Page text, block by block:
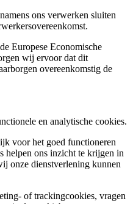
ons verwerken sluiten
Europese Economische
wij ervoor dat dit
overeenkomstig de
en analytische cookies.
voor het goed functioneren
helpen ons inzicht te krijgen in
onze dienstverlening kunnen
of trackingcookies, vragen